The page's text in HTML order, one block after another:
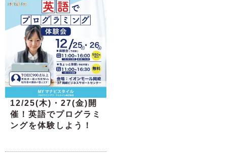
12/25(木)・27(金)開
催！英語でプログラミ
ングを体験しよう！